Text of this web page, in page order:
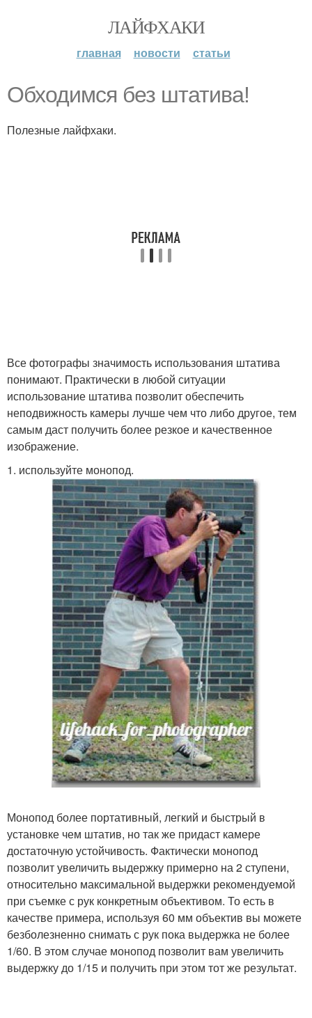
ЛАЙФХАКИ
главная новости статьи
Обходимся без штатива!
Полезные лайфхаки.
Все фотографы значимость использования штатива
понимают. Практически в любой ситуации
использование штатива позволит обеспечить
неподвижность камеры лучше чем что либо другое, тем
самым даст получить более резкое и качественное
изображение.
1. используйте монопод.
Монопод более портативный, легкий и быстрый в
установке чем штатив, но так же придаст камере
достаточную устойчивость. Фактически монопод
позволит увеличить выдержку примерно на 2 ступени,
относительно максимальной выдержки рекомендуемой
при съемке с рук конкретным объективом. То есть в
качестве примера, используя 60 мм объектив вы можете
безболезненно снимать с рук пока выдержка не более
1/60. В этом случае монопод позволит вам увеличить
выдержку до 1/15 и получить при этом тот же результат.